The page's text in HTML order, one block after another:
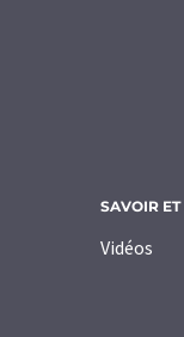
SAVOIR
Vidéos